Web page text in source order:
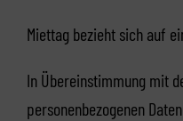
Miettag bezieht sich auf
In Übereinstimmung mit
personenbezogenen